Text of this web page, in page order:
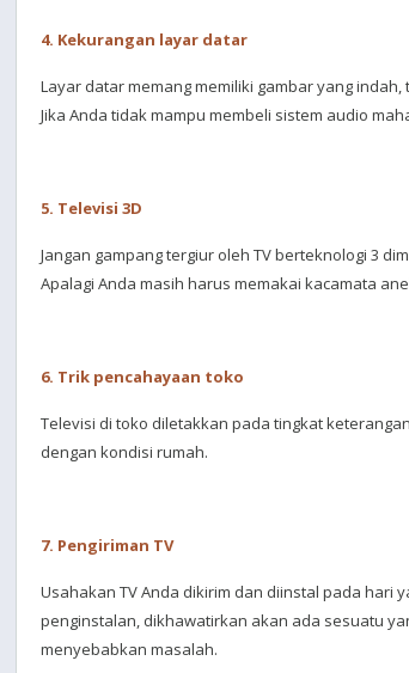
4. Kekurangan layar datar
Layar datar memang memiliki gambar yang
Jika Anda tidak mampu membeli sistem audio
5. Televisi 3D
Jangan gampang tergiur oleh TV berteknologi 3
Apalagi Anda masih harus memakai kacamata
6. Trik pencahayaan toko
Televisi di toko diletakkan pada tingkat
dengan kondisi rumah.
7. Pengiriman TV
Usahakan TV Anda dikirim dan diinstal pada hari
penginstalan, dikhawatirkan akan ada sesuatu
menyebabkan masalah.